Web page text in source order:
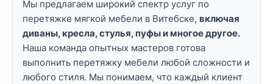
Мы предлагаем широкий спектр услуг по
перетяжке мягкой мебели в Витебске, включая
диваны, кресла, стулья, пуфы и многое другое.
Наша команда опытных мастеров готова
выполнить перетяжку мебели любой сложности и
любого стиля. Мы понимаем, что каждый клиент